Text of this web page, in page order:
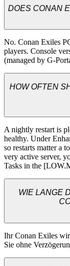
DOES CONAN
No. Conan Exiles
players. Console
(managed by G-
HOW OFTEN
A nightly restart is
healthy. Under
so restarts matter a
very active server,
Tasks in the
WIE LANGE
Ihr Conan Exiles
Sie ohne